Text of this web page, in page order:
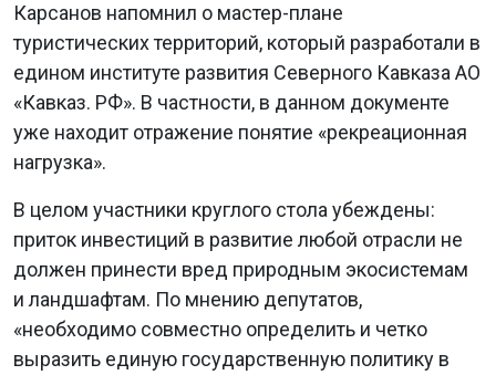
Карсанов напомнил о мастер-плане
туристических территорий, который разработали в
едином институте развития Северного Кавказа АО
«Кавказ. РФ». В частности, в данном документе
уже находит отражение понятие «рекреационная
нагрузка».
В целом участники круглого стола убеждены:
приток инвестиций в развитие любой отрасли не
должен принести вред природным экосистемам
и ландшафтам. По мнению депутатов,
«необходимо совместно определить и четко
выразить единую государственную политику в